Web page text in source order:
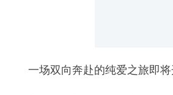
一场双向奔赴的纯爱之旅即将